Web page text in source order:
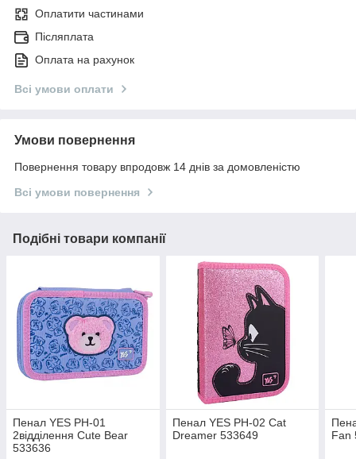
Оплатити частинами
Післяплата
Оплата на рахунок
Всі умови оплати
Умови повернення
Повернення товару впродовж 14 днів за домовленістю
Всі умови повернення
Подібні товари компанії
Пенал YES PH-01
2відділення Cute Bear
533636
Пенал YES PH-02 Cat
Dreamer 533649
Fan